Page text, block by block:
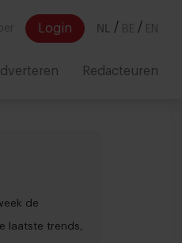
Login NL / BE / EN
Redacteuren
de
laatste trends,